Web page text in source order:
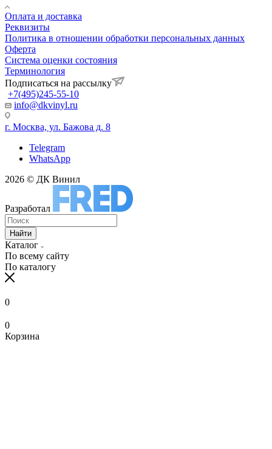
Оплата и доставка
Реквизиты
Политика в отношении обработки персональных данных
Оферта
Система оценки состояния
Терминология
Подписаться на рассылку
+7(495)245-55-10
info@dkvinyl.ru
г. Москва, ул. Бажова д. 8
Telegram
WhatsApp
2026 © ДК Винил
Разработал
Найти
Каталог
По всему сайту
По каталогу
0
0
Корзина